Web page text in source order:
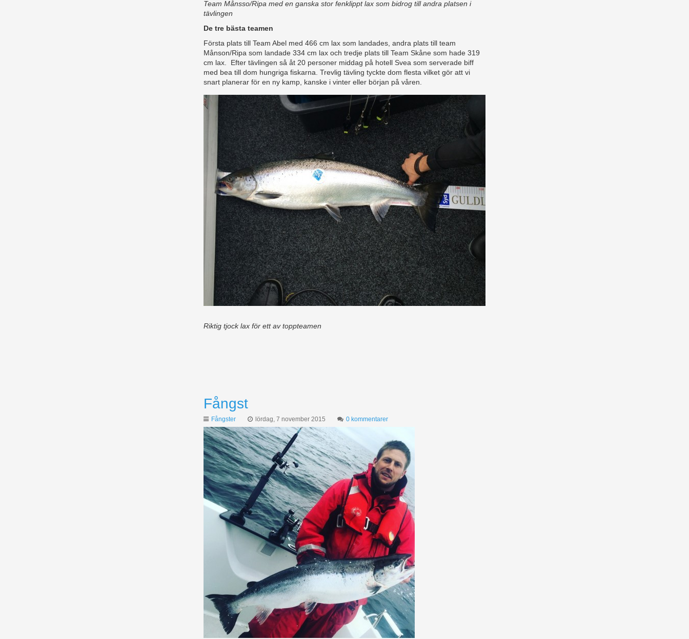
Team Månsso/Ripa med en ganska stor fenklippt lax som bidrog till andra platsen i
tävlingen
De tre bästa teamen
Första plats till Team Abel med 466 cm lax som landades, andra plats till team
Månson/Ripa som landade 334 cm lax och tredje plats till Team Skåne som hade 319
cm lax. Efter tävlingen så åt 20 personer middag på hotell Svea som serverade biff
med bea till dom hungriga fiskarna. Trevlig tävling tyckte dom flesta vilket gör att vi
snart planerar för en ny kamp, kanske i vinter eller början på våren.
Riktig tjock lax för ett av toppteamen
Fångst
Fångster lördag, 7 november 2015 0 kommentarer